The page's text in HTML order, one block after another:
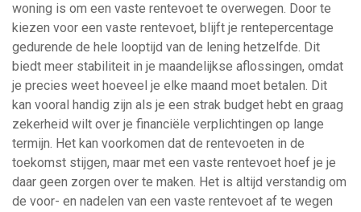
woning is om een vaste rentevoet te overwegen. Door te
kiezen voor een vaste rentevoet, blijft je rentepercentage
gedurende de hele looptijd van de lening hetzelfde. Dit
biedt meer stabiliteit in je maandelijkse aflossingen, omdat
je precies weet hoeveel je elke maand moet betalen. Dit
kan vooral handig zijn als je een strak budget hebt en graag
zekerheid wilt over je financiële verplichtingen op lange
termijn. Het kan voorkomen dat de rentevoeten in de
toekomst stijgen, maar met een vaste rentevoet hoef je je
daar geen zorgen over te maken. Het is altijd verstandig om
de voor- en nadelen van een vaste rentevoet af te wegen